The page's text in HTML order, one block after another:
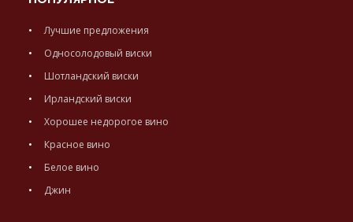
Лучшие предложения
Односолодовый виски
Шотландский виски
Ирландский виски
Хорошее недорогое вино
Красное вино
Белое вино
Джин